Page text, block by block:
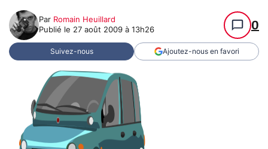
Par Romain Heuillard
Publié le 27 août 2009 à 13h26 0
Suivez-nous Ajoutez-nous en favori